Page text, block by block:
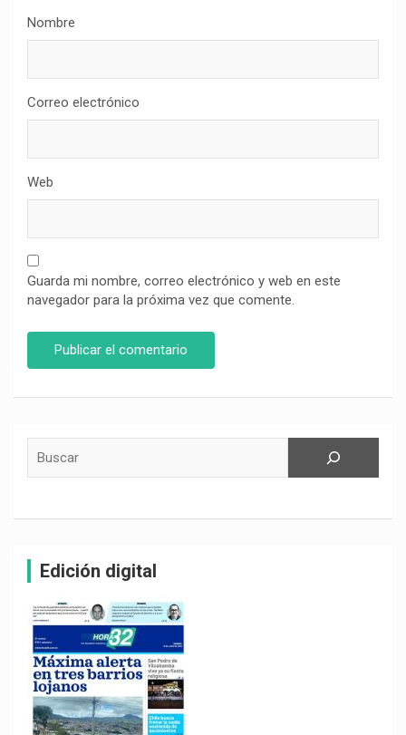
Nombre
Correo electrónico
Web
Guarda mi nombre, correo electrónico y web en este
navegador para la próxima vez que comente.
Edición digital